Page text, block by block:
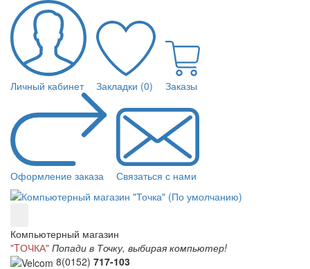
Личный кабинет Закладки (0) Заказы
Оформление заказа Связаться с нами
Компьютерный магазин
"TОЧКА" Попади в Точку, выбирая компьютер!
8(0152) 717-103